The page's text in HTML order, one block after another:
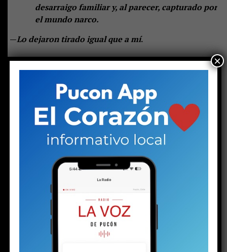
desarraigo familiar y, al parecer, capturado por
el mundo narco.
—Lo dejaron tirado igual que a mí.
Las palabras de una joven en el hall central de espera
del tribunal de Pucón suenan duras. Las escuchan otras
dos mujeres: una de mediana edad y otra mayor. Las tres
se muerden los labios, como haciendo un esfuerzo por
contener las lágrimas. Pero la mayor no puede.Una
gota brota de sus ojos y rueda lentamente por su
mejilla, enrojecida por el frío invierno puconino. Su
rostro está endurecido. Se nota rabia, enojo e
impotencia. Quizás todo al mismo tiempo. Pero la
parte del enojo aumenta cuando un hombre llega a
Ambos son los progenitores del
años detenido el martes
contexto de la investigación por la
riña escolar
viralizada hace algunas semanas. La audiencia de control
de detención en el juzgado de calle Arauco ya había
×